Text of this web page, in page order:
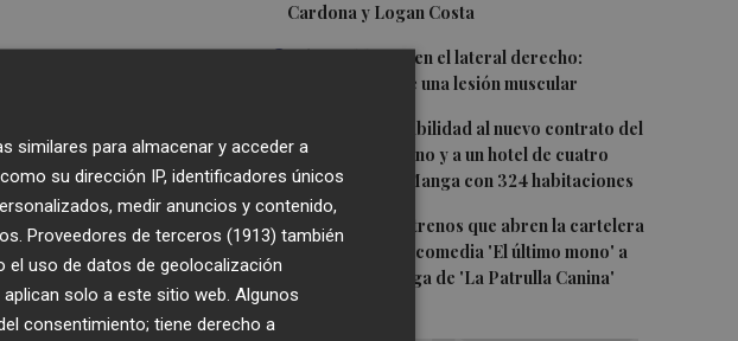
Cardona y Logan Costa
3Más problemas en el lateral derecho:
Monferrer sufre una lesión muscular
San Javier da viabilidad al nuevo contrato del
transporte urbano y a un hotel de cuatro
estrellas en La Manga con 324 habitaciones
5 Estos son los estrenos que abren la cartelera
en agosto: de la comedia 'El último mono' a
una nueva entrega de 'La Patrulla Canina'
para almacenar y acceder a
su dirección IP, identificadores únicos
medir anuncios y contenido,
Proveedores de terceros (1913) también
uso de datos de geolocalización
solo a este sitio web. Algunos
consentimiento; tiene derecho a